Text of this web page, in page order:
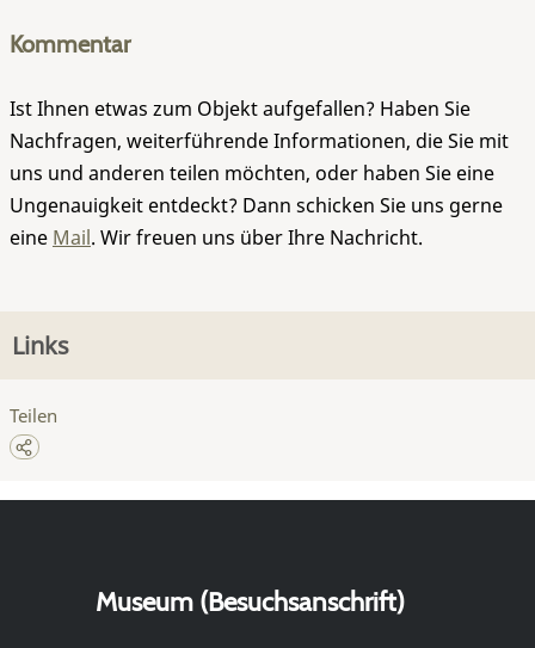
Kommentar
Ist Ihnen etwas zum Objekt aufgefallen? Haben Sie
Nachfragen, weiterführende Informationen, die Sie mit
uns und anderen teilen möchten, oder haben Sie eine
Ungenauigkeit entdeckt? Dann schicken Sie uns gerne
eine Mail. Wir freuen uns über Ihre Nachricht.
Links
Teilen
Museum (Besuchsanschrift)